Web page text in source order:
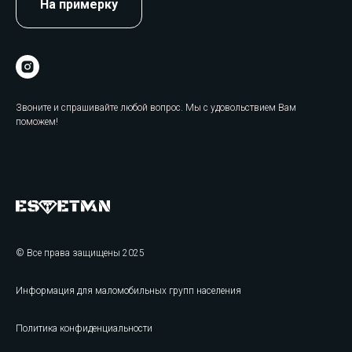
На примерку
Звоните и спрашивайте любой вопрос. Мы с удовольствием Вам
поможем!
© Все права защищены 2025
Информация для маломобильных групп населения
Политика конфиденциальности